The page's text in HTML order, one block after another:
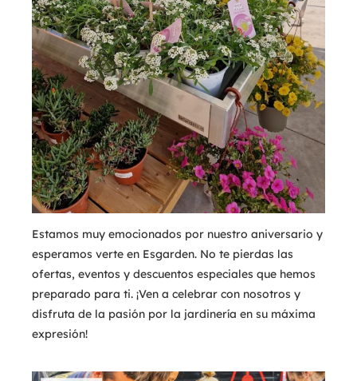
Estamos muy emocionados por nuestro aniversario y
esperamos verte en Esgarden. No te pierdas las
ofertas, eventos y descuentos especiales que hemos
preparado para ti. ¡Ven a celebrar con nosotros y
disfruta de la pasión por la jardinería en su máxima
expresión!